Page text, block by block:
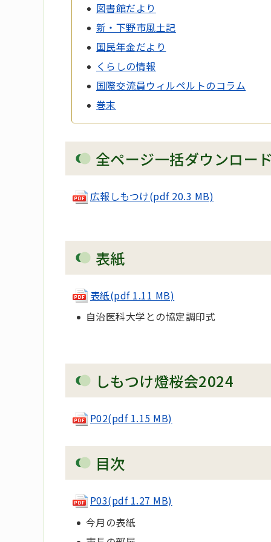
図書館だより
新・下野市風土記
国民年金だより
くらしの情報
国際交流員ウィルペルトのコラム
巻末
全ページ一括ダウンロード
広報しもつけ(pdf 20.3 MB)
表紙
表紙(pdf 1.11 MB)
自治医科大学との協定調印式
しもつけ燈桜会2024
P02(pdf 1.15 MB)
目次
P03(pdf 1.27 MB)
今月の表紙